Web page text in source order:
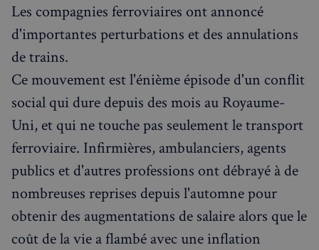
Les compagnies ferroviaires ont annoncé
d'importantes perturbations et des annulations
de trains.
Ce mouvement est l'énième épisode d'un conflit
social qui dure depuis des mois au Royaume-
Uni, et qui ne touche pas seulement le transport
ferroviaire. Infirmières, ambulanciers, agents
publics et d'autres professions ont débrayé à de
nombreuses reprises depuis l'automne pour
obtenir des augmentations de salaire alors que le
coût de la vie a flambé avec une inflation